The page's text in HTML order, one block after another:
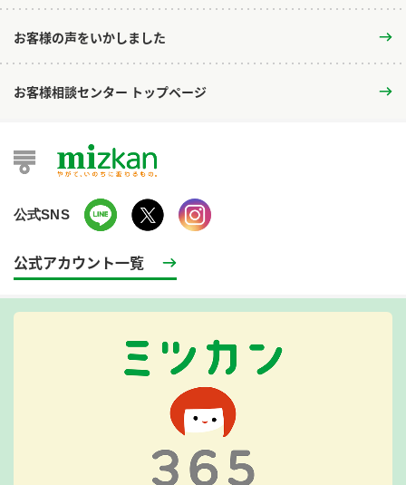
お客様の声をいかしました
お客様相談センター トップページ
公式SNS
公式アカウント一覧